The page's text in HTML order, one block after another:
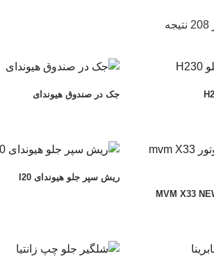
جک در صندوق هیوندای
ریش سپر جلو هیوندای I20